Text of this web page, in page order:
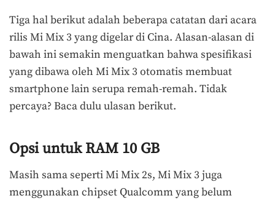
Tiga hal berikut adalah beberapa catatan dari acara
rilis Mi Mix 3 yang digelar di Cina. Alasan-alasan di
bawah ini semakin menguatkan bahwa spesifikasi
yang dibawa oleh Mi Mix 3 otomatis membuat
smartphone lain serupa remah-remah. Tidak
percaya? Baca dulu ulasan berikut.
Opsi untuk RAM 10 GB
Masih sama seperti Mi Mix 2s, Mi Mix 3 juga
menggunakan chipset Qualcomm yang belum